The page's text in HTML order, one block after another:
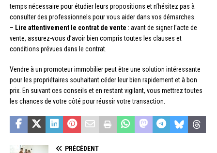
temps nécessaire pour étudier leurs propositions et n’hésitez pas à
consulter des professionnels pour vous aider dans vos démarches.
– Lire attentivement le contrat de vente : avant de signer l’acte de
vente, assurez-vous d’avoir bien compris toutes les clauses et
conditions prévues dans le contrat.
Vendre à un promoteur immobilier peut être une solution intéressante
pour les propriétaires souhaitant céder leur bien rapidement et à bon
prix. En suivant ces conseils et en restant vigilant, vous mettrez toutes
les chances de votre côté pour réussir votre transaction.
PRÉCÉDENT